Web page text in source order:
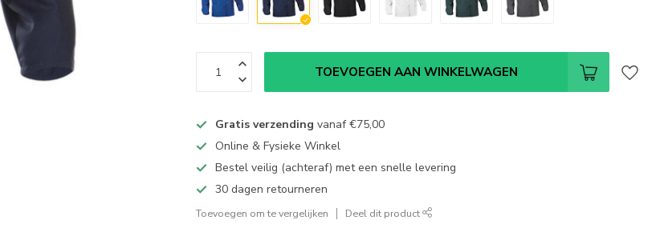
TOEVOEGEN AAN WINKELWAGEN
Gratis verzending vanaf€75,00
Online & Fysieke Winkel
Bestel veilig (achteraf) met een snelle levering
30 dagen retourneren
Toevoegen om te vergelijken Deel dit product